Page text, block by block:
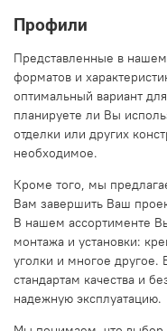
Профили
Представленные в нашем
форматов и
оптимальный вариант
планируете ли Вы
отделки или других
необходимое.
Кроме того, мы
Вам завершить Ваш
В нашем ассортименте
монтажа и установки:
уголки и многое другое.
стандартам качества и
надежную эксплуатацию.